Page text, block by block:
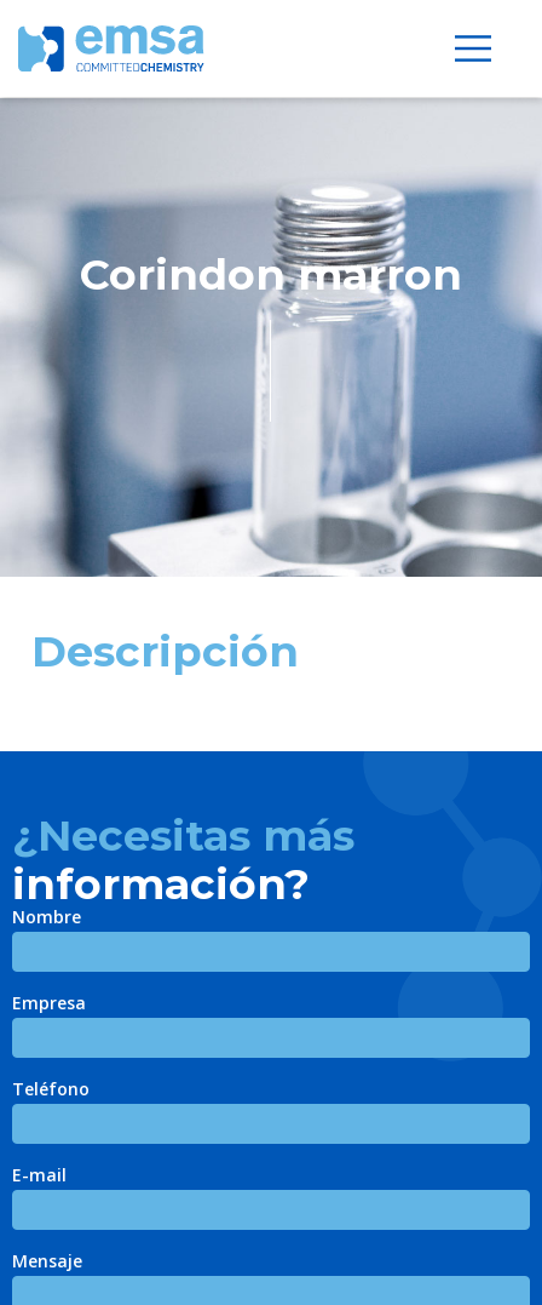
Corindon marron
Descripción
¿Necesitas más
información?
Nombre
Empresa
Teléfono
E-mail
Mensaje